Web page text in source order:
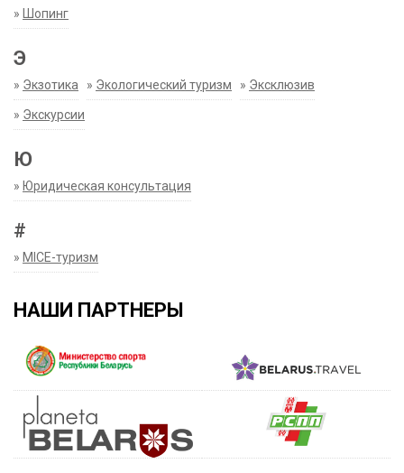
» Шопинг
Э
» Экзотика » Экологический туризм » Эксклюзив
» Экскурсии
Ю
» Юридическая консультация
#
» MICE-туризм
НАШИ ПАРТНЕРЫ